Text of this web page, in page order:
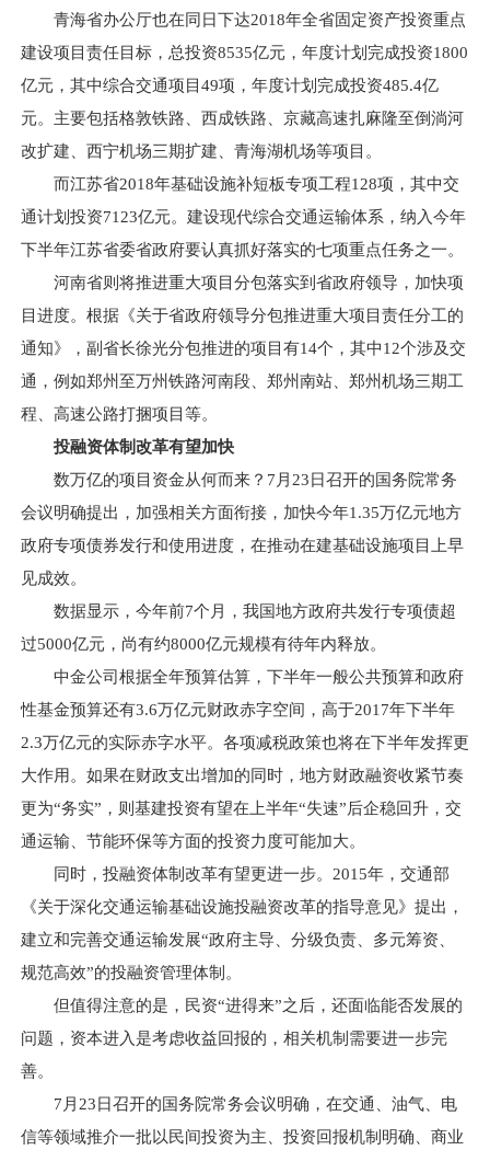
青海省办公厅也在同日下达2018年全省固定资产投资重点
建设项目责任目标，总投资8535亿元，年度计划完成投资1800
亿元，其中综合交通项目49项，年度计划完成投资485.4亿
元。主要包括格敦铁路、西成铁路、京藏高速扎麻隆至倒淌河
改扩建、西宁机场三期扩建、青海湖机场等项目。
而江苏省2018年基础设施补短板专项工程128项，其中交
通计划投资7123亿元。建设现代综合交通运输体系，纳入今年
下半年江苏省委省政府要认真抓好落实的七项重点任务之一。
河南省则将推进重大项目分包落实到省政府领导，加快项
目进度。根据《关于省政府领导分包推进重大项目责任分工的
通知》，副省长徐光分包推进的项目有14个，其中12个涉及交
通，例如郑州至万州铁路河南段、郑州南站、郑州机场三期工
程、高速公路打捆项目等。
投融资体制改革有望加快
数万亿的项目资金从何而来？7月23日召开的国务院常务
会议明确提出，加强相关方面衔接，加快今年1.35万亿元地方
政府专项债券发行和使用进度，在推动在建基础设施项目上早
见成效。
数据显示，今年前7个月，我国地方政府共发行专项债超
过5000亿元，尚有约8000亿元规模有待年内释放。
中金公司根据全年预算估算，下半年一般公共预算和政府
性基金预算还有3.6万亿元财政赤字空间，高于2017年下半年
2.3万亿元的实际赤字水平。各项减税政策也将在下半年发挥更
大作用。如果在财政支出增加的同时，地方财政融资收紧节奏
更为“务实”，则基建投资有望在上半年“失速”后企稳回升，交
通运输、节能环保等方面的投资力度可能加大。
同时，投融资体制改革有望更进一步。2015年，交通部
《关于深化交通运输基础设施投融资改革的指导意见》提出，
建立和完善交通运输发展“政府主导、分级负责、多元筹资、
规范高效”的投融资管理体制。
但值得注意的是，民资“进得来”之后，还面临能否发展的
问题，资本进入是考虑收益回报的，相关机制需要进一步完
善。
7月23日召开的国务院常务会议明确，在交通、油气、电
信等领域推介一批以民间投资为主、投资回报机制明确、商业